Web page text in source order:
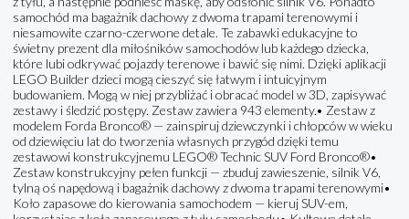
samochód ma bagażnik dachowy z dwoma trapami terenowymi i
niesamowite czarno-czerwone detale. Te zabawki edukacyjne to
świetny prezent dla miłośników samochodów lub każdego dziecka,
które lubi odkrywać pojazdy terenowe i bawić się nimi. Dzięki aplikacji
LEGO Builder dzieci mogą cieszyć się łatwym i intuicyjnym
budowaniem. Mogą w niej przybliżać i obracać model w 3D, zapisywać
zestawy i śledzić postępy. Zestaw zawiera 943 elementy.• Zestaw z
modelem Forda Bronco® — zainspiruj dziewczynki i chłopców w wieku
od dziewięciu lat do tworzenia własnych przygód dzięki temu
zestawowi konstrukcyjnemu LEGO® Technic SUV Ford Bronco®•
Zestaw konstrukcyjny pełen funkcji — zbuduj zawieszenie, silnik V6,
tylną oś napędową i bagażnik dachowy z dwoma trapami terenowymi•
Koło zapasowe do kierowania samochodem — kieruj SUV-em,